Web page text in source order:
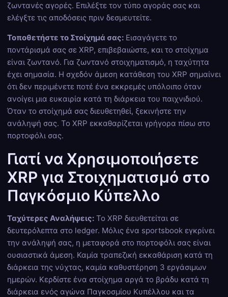
ζωντανές αγορές. Επιλέξτε τον τύπο αγοράς σας και
ελέγξτε τις αποδόσεις πριν δεσμευτείτε.
Τοποθετήστε το Στοίχημά σας: Εισαγάγετε το
ποντάρισμά σας σε XRP, επιβεβαιώστε, και το στοίχημα
είναι ζωντανό. Για ζωντανό στοιχηματισμό, η ταχύτητα
έχει σημασία. Η σχεδόν άμεση κατάθεση του XRP σημαίνει
ότι δεν περιμένετε ποτέ ένα εκκρεμές υπόλοιπο όταν
ανοίγει μια ευκαιρία κατά τη διάρκεια του παιχνιδιού.
Όταν το στοίχημά σας διευθετηθεί, ξεκινήστε την
ανάληψή σας. Το XRP εκκαθαρίζεται γρήγορα πίσω στο
πορτοφόλι σας.
Γιατί να Χρησιμοποιήσετε
XRP για Στοιχηματισμό στο
Παγκόσμιο Κύπελλο
Ταχύτερες Αναλήψεις: Το XRP διευθετείται σε
δευτερόλεπτα στο ledger. Μόλις ένα sportsbook εγκρίνει
την ανάληψή σας, η μεταφορά στο πορτοφόλι σας είναι
ουσιαστικά άμεση. Καμία τραπεζική εκκαθάριση κατά τη
διάρκεια της νύχτας, καμία καθυστέρηση 3 εργάσιμων
ημερών. Κερδίστε ένα στοίχημα αργά το βράδυ κατά τη
διάρκεια ενός αγώνα Παγκοσμίου Κυπέλλου και τα